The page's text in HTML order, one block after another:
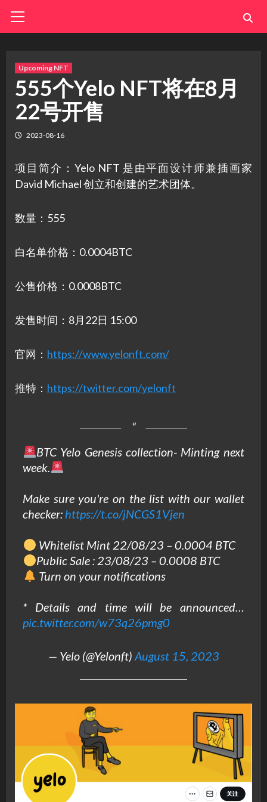
Menu
Upcoming NFT
555个Yelo NFT将在8月
22号开售
2023-08-16
项目简介：Yelo NFT 是由平面设计师兼插画家
David Michael 创立和创建的艺术团体。
数量：555
白名单价格：0.0004BTC
公售价格：0.0008BTC
发售时间：8月22日 15:00
官网： https://www.yelonft.com/
推特： https://twitter.com/yelonft
BTC Yelo Genesis collection- Minting next
week.
Make sure you're on the list with our wallet
checker: https://t.co/jNCGS1Vjen
Whitelist Mint 22/08/23 – 0.0004 BTC
Public Sale : 23/08/23 – 0.0008 BTC
Turn on your notifications
* Details and time will be announced…
pic.twitter.com/w73q26pmg0
— Yelo (@Yelonft) August 15, 2023